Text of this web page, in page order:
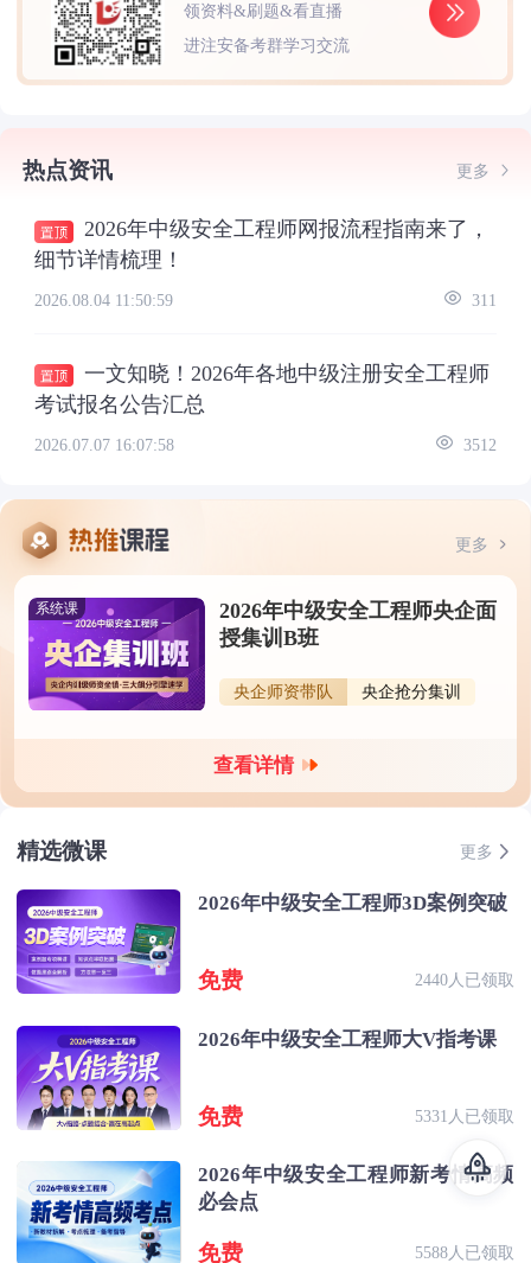
领资料&刷题&看直播
进注安备考群学习交流
热点资讯 更多
2026年中级安全工程师网报流程指南来了，
细节详情梳理！
2026.08.04 11:50:59 311
一文知晓！2026年各地中级注册安全工程师
考试报名公告汇总
2026.07.07 16:07:58 3512
更多
系统课
2026年中级安全工程师央企面
授集训B班
央企师资带队 央企抢分集训
查看详情
精选微课 更多
2026年中级安全工程师3D案例突破
免费 2440人已领取
2026年中级安全工程师大V指考课
免费 5331人已领取
2026年中级安全工程师新考情高频
必会点
免费 5588人已领取